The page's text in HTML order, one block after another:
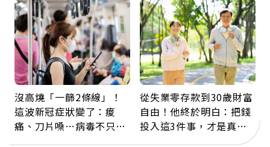
票
沒高燒「一篩2條線」！
這波新冠症狀變了：痠
痛、刀片嗓…病毒不只攻
從失業零存款到30歲財富
自由！他終於明白：把錢
投入這3件事，才是真正